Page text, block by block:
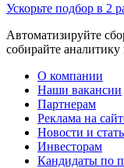
Ускорьте подбор в 2
Автоматизируйте
собирайте аналитику
О компании
Наши вакансии
Партнерам
Реклама на
Новости и
Инвесторам
Кандидаты по